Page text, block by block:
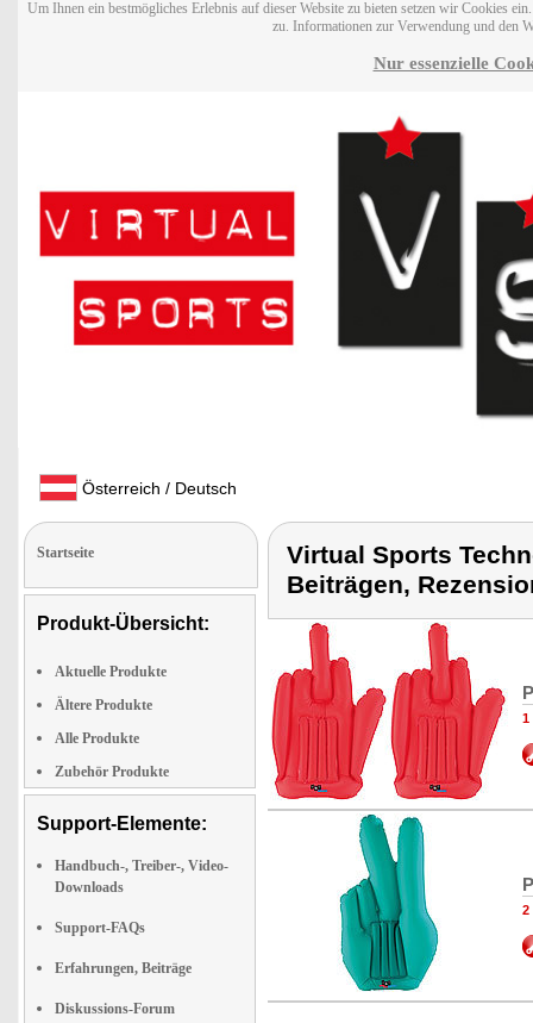
Um Ihnen ein bestmögliches Erlebnis auf dieser Website zu bieten setzen wir Cookies
zu. Informationen zur Verwendung und den
Nur essenzielle
Österreich / Deutsch
Startseite
Produkt-Übersicht:
Aktuelle Produkte
Ältere Produkte
Alle Produkte
Zubehör Produkte
Support-Elemente:
Handbuch-, Treiber-, Video-
Downloads
Support-FAQs
Erfahrungen, Beiträge
Diskussions-Forum
Virtual Sports
Beiträgen,
1
2